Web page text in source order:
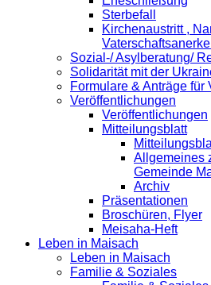
Sterbefall
Kirchenaustritt ,
Sozial-/ Asylberatung/
Solidarität mit der
Formulare & Anträge für
Veröffentlichungen
Veröffentlichungen
Mitteilungsblatt
Allgemeines
Gemeinde
Archiv
Präsentationen
Broschüren, Flyer
Meisaha-Heft
Leben in Maisach
Leben in Maisach
Familie & Soziales